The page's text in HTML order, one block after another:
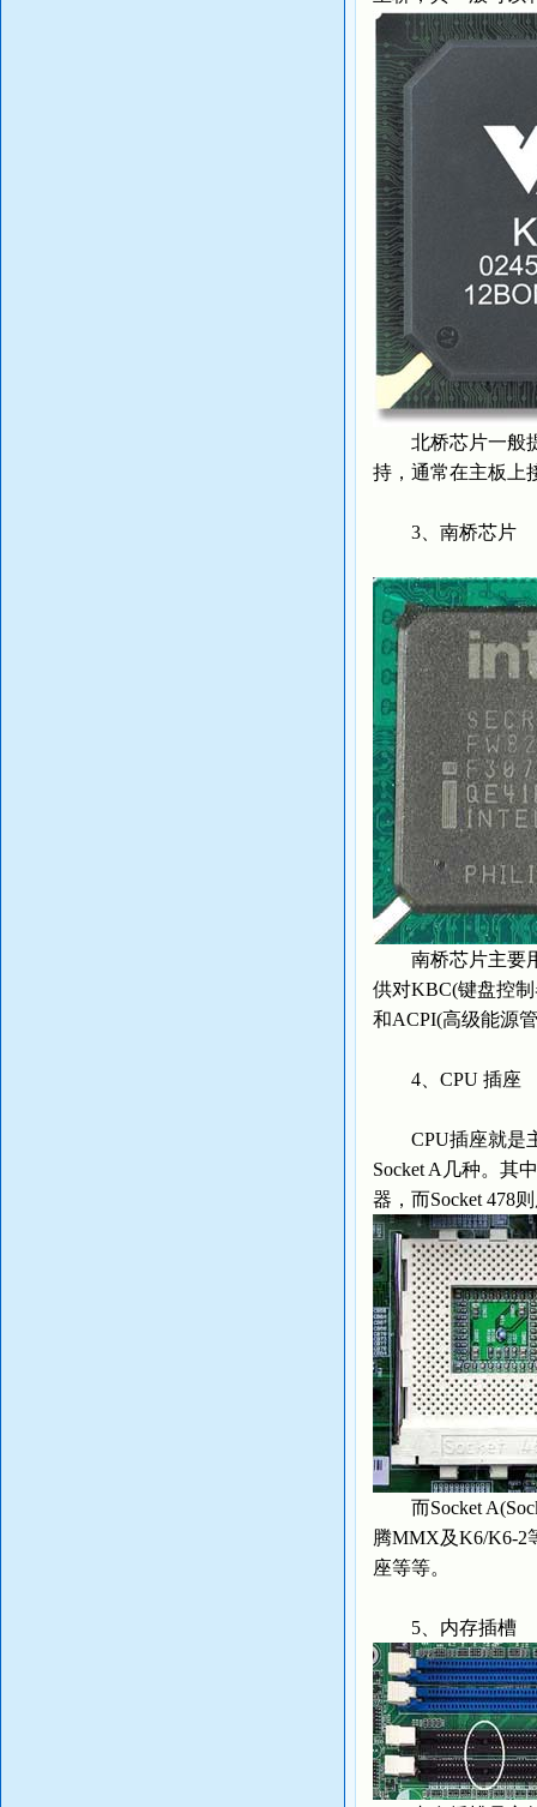
北桥芯片一般提
持，通常在主板上
3、南桥芯片
南桥芯片主要用
供对KBC(键盘控
和ACPI(高级能源
4、CPU 插座
CPU插座就是主
Socket A几种。其
器，而Socket 478
而Socket
腾MMX及K6/K6-2
座等等。
5、内存插槽